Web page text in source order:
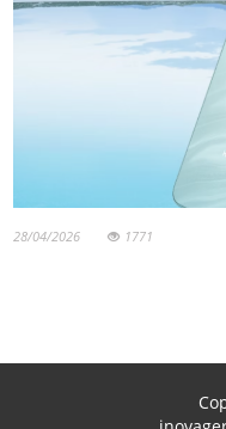
28/04/2026 1771